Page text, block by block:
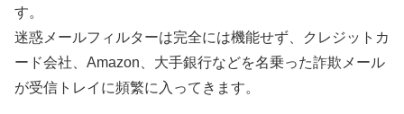
す。
迷惑メールフィルターは完全には機能せず、クレジットカ
ード会社、Amazon、大手銀行などを名乗った詐欺メール
が受信トレイに頻繁に入ってきます。